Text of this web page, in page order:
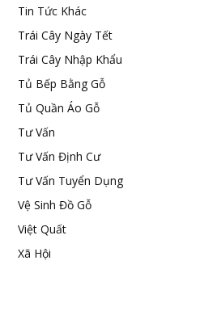
Tin Tức Khác
Trái Cây Ngày Tết
Trái Cây Nhập Khẩu
Tủ Bếp Bằng Gỗ
Tủ Quần Áo Gỗ
Tư Vấn
Tư Vấn Định Cư
Tư Vấn Tuyển Dụng
Vệ Sinh Đồ Gỗ
Việt Quất
Xã Hội